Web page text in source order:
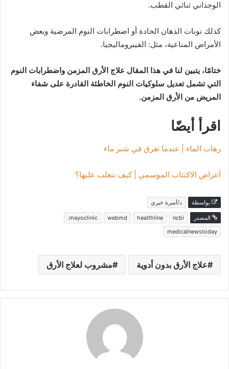
الوجداني ثنائي القطب.
كذلك نوبات الذهان الحادة أو اضطرابات النوم المرضية وبعض
الأمراض المناعية، مثل: الفيبروماليجيا.
ختامًا، يتبين لنا في هذا المقال علاج الأرق المزمن واضطرابات النوم
التي تشمل تعديل سلوكيات النوم الخاطئة القادرة على شفاء
المريض من الأرق المزمن.
اقرأ أيضًا
رهاب الماء | عندما تغرق في شبر ماء
أعراض الاكتئاب الموسمي | كيف تتغلب عليها؟
بواسطة د/أميرة خيري
المصدر ncbi
healthline
webmd
mayoclinic.
medicalnewstoday
علاج الأرق بدون أدوية مشروب لعلاج الأرق